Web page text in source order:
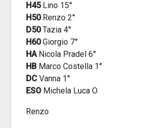
H45Lino 15°
H50Renzo 2°
D50Tazia 4°
H60Giorgio 7°
HANicola Pradel 6°
HB Marco Costella 1°
DC Vanna 1°
ESO Michela Luca O.
Renzo